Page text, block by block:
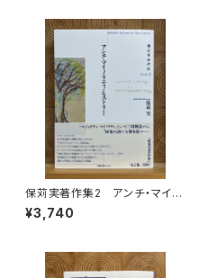
保苅実著作集2 アンチ・マイノ
リティ・ヒストリー
¥3,740